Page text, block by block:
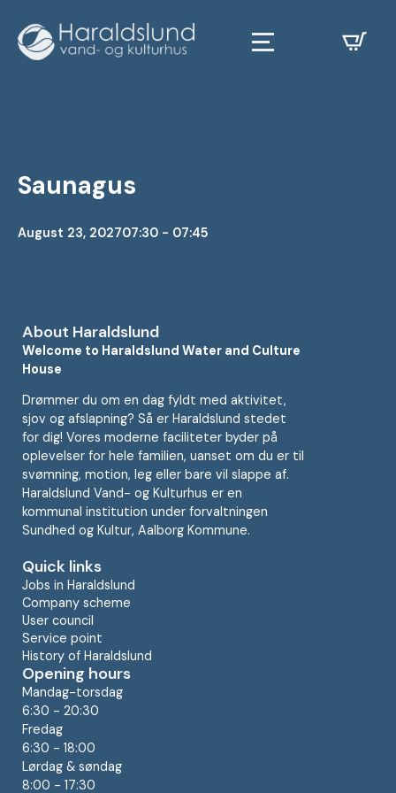
Saunagus
August 23, 202707:30 - 07:45
About Haraldslund
Welcome to Haraldslund Water and Culture
House
Drømmer du om en dag fyldt med aktivitet,
sjov og afslapning? Så er Haraldslund stedet
for dig! Vores moderne faciliteter byder på
oplevelser for hele familien, uanset om du er til
svømning, motion, leg eller bare vil slappe af.
Haraldslund Vand- og Kulturhus er en
kommunal institution under forvaltningen
Sundhed og Kultur, Aalborg Kommune.
Quick links
Jobs in Haraldslund
Company scheme
User council
Service point
History of Haraldslund
Opening hours
Mandag-torsdag
6:30 - 20:30
Fredag
6:30 - 18:00
Lørdag & søndag
8:00 - 17:30